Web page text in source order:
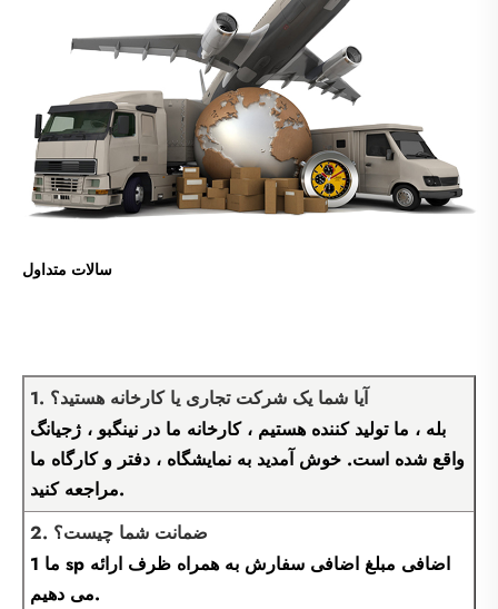
سالات متداول
1. آیا شما یک شرکت تجاری یا کارخانه هستید؟
بله ، ما تولید کننده هستیم ، کارخانه ما در نینگبو ، ژجیانگ
واقع شده است. خوش آمدید به نمایشگاه ، دفتر و کارگاه ما
مراجعه کنید.
2. ضمانت شما چیست؟
ما 1 sp اضافی مبلغ اضافی سفارش به همراه ظرف ارائه
می دهیم.